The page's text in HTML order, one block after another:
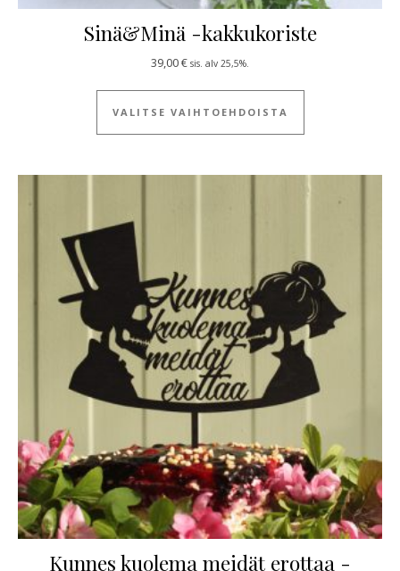
Sinä&Minä -kakkukoriste
39,00€ sis. alv 25,5%.
VALITSE VAIHTOEHDOISTA
Tällä tuotteella
Kunnes kuolema meidät erottaa -